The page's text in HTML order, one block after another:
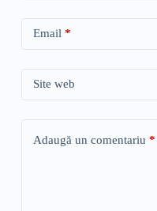
Email*
Site web
Adaugă un comentariu *